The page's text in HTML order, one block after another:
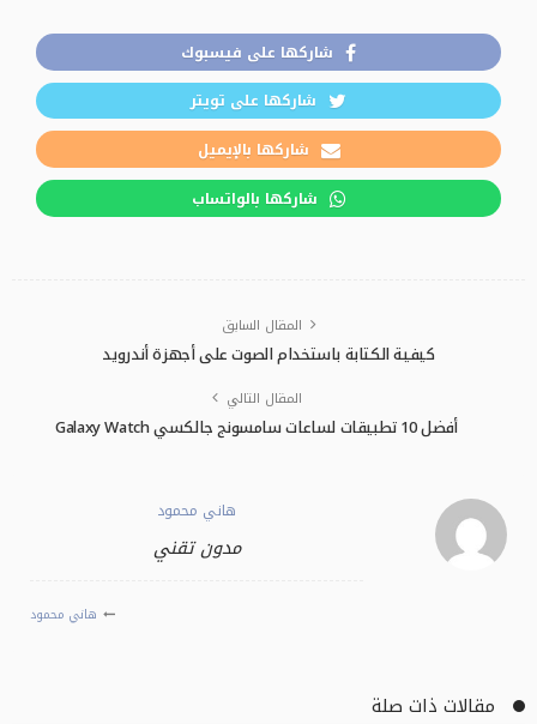
شاركها على فيسبوك
شاركها على تويتر
شاركها بالإيميل
شاركها بالواتساب
المقال السابق
كيفية الكتابة باستخدام الصوت على أجهزة أندرويد
المقال التالي
أفضل 10 تطبيقات لساعات سامسونج جالكسي Galaxy Watch
هاني محمود
مدون تقني
هاني محمود
مقالات ذات صلة